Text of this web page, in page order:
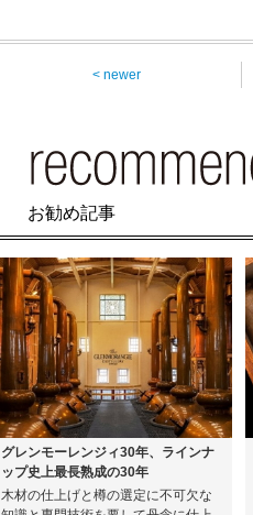
< newer
お勧め記事
グレンモーレンジィ30年、ラインナ
ップ史上最長熟成の30年
木材の仕上げと樽の選定に不可欠な